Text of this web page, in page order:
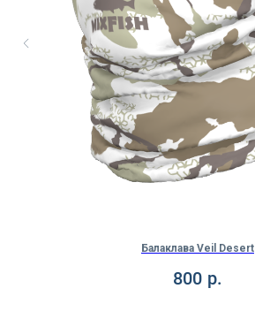
Балаклава Veil Desert
800 р.